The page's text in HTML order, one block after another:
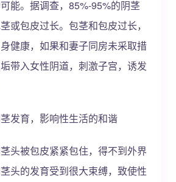
能。据调查，85%-95%的阴茎
或包皮过长。包茎和包皮过长，
健康，如果和妻子同房未采取措
带入女性阴道，刺激子宫，诱发
发育，影响性生活的和谐
头被包皮紧紧包住，得不到外界
头的发育受到很大束缚，致使性